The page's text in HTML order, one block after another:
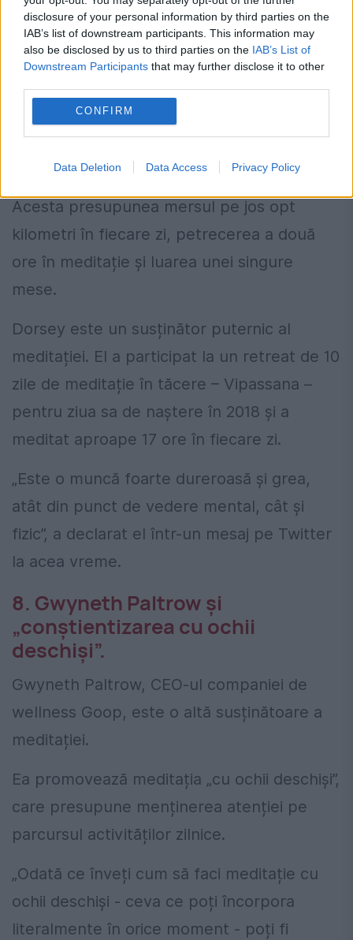
disclosure of your personal information by third parties on the
IAB’s list of downstream participants. This information may
also be disclosed by us to third parties on the IAB’s List of
Downstream Participants that may further disclose it to other
CONFIRM
Data Deletion Data Access Privacy Policy
7. Jack Dorsey, două ore zilnice de
meditație.
Atunci când Jack Dorsey era CEO al
Twitter, precum și al companiei de servicii
wellness care l-a ajutat să „rămână întreg”.
Acesta presupunea mersul pe jos opt
kilometri în fiecare zi, petrecerea a două
ore în meditație și luarea unei singure
mese.
Dorsey este un susținător puternic al
meditației. El a participat la un retreat de 10
zile de meditație în tăcere – Vipassana –
pentru ziua sa de naștere în 2018 și a
meditat aproape 17 ore în fiecare zi.
„Este o muncă foarte dureroasă și grea,
atât din punct de vedere mental, cât și
fizic”, a declarat el într-un mesaj pe Twitter
la acea vreme.
8. Gwyneth Paltrow și
„conștientizarea cu ochii
deschiși”.
Gwyneth Paltrow, CEO-ul companiei de
wellness Goop, este o altă susținătoare a
meditației.
Ea promovează meditația „cu ochii deschiși”,
care presupune menținerea atenției pe
parcursul activităților zilnice.
„Odată ce înveți cum să faci meditație cu
ochii deschiși - ceva ce poți încorpora
literalmente în orice moment - poți fi